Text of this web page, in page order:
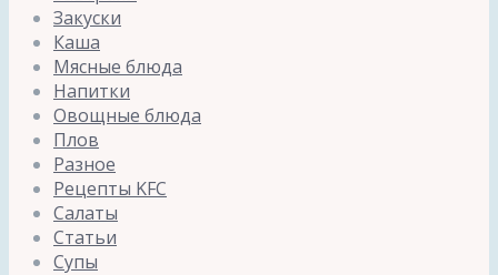
Закуски
Каша
Мясные блюда
Напитки
Овощные блюда
Плов
Разное
Рецепты KFC
Салаты
Статьи
Супы